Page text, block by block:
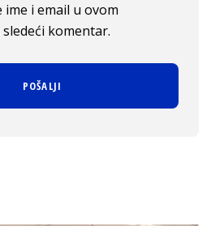
ime i email u ovom
komentar.